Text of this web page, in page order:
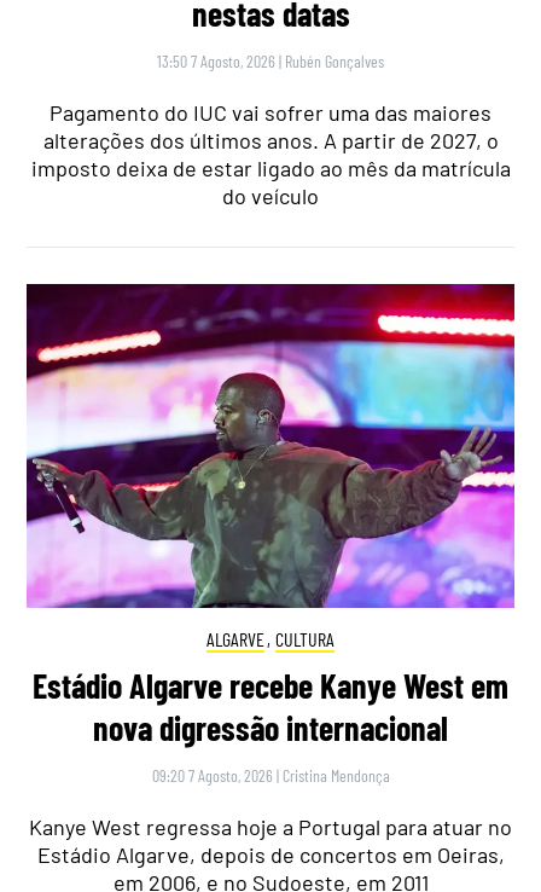
nestas datas
13:50 7 Agosto, 2026 | Rubén Gonçalves
Pagamento do IUC vai sofrer uma das maiores
alterações dos últimos anos. A partir de 2027, o
imposto deixa de estar ligado ao mês da matrícula
do veículo
ALGARVE, CULTURA
Estádio Algarve recebe Kanye West em
nova digressão internacional
09:20 7 Agosto, 2026 | Cristina Mendonça
Kanye West regressa hoje a Portugal para atuar no
Estádio Algarve, depois de concertos em Oeiras,
em 2006, e no Sudoeste, em 2011